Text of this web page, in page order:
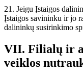
21. Jeigu Įstaigos
Įstaigos savininku ir jo
dalininkų susirinkimo
VII. Filialų ir
veiklos